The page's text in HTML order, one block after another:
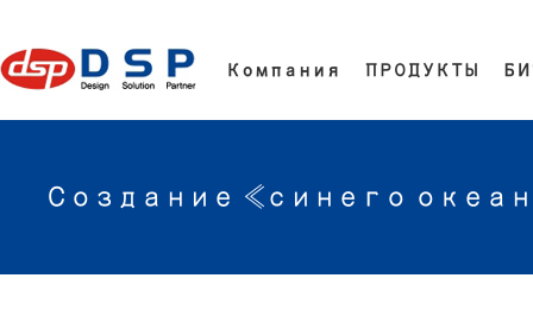
Компания ПРОДУКТЫ
Создание «синего